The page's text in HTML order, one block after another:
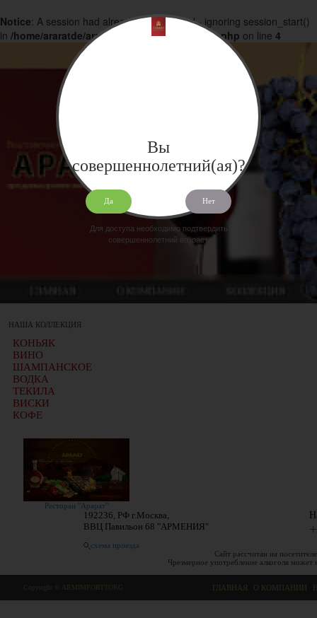
Notice: A session had already been started - ignoring session_start()
in /home/araratde/araratdeg.ru/docs/products.php on line 4
НАША КОЛЛЕКЦИЯ
КОНЬЯК
ВИНО
ШАМПАНСКОЕ
ВОДКА
ТЕКИЛА
ВИСКИ
КОФЕ
Ресторан "Арарат"
192236, РФ г.Москва,
ВВЦ Павильон 68 "АРМЕНИЯ"
схема проезда
Сайт рассчитан на
Чрезмерное употребление алкоголя
Copyright © ARMIMPORTTORG ГЛАВНАЯ О КОМПАНИИ
Вы
совершеннолетний(ая)?
Да Нет
Для доступа необходимо подтвердить
совершеннолетний возраст.